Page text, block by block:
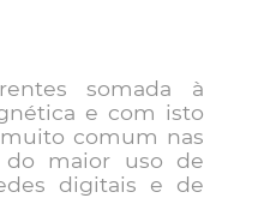
somada à
e com isto
comum nas
maior uso de
digitais e de